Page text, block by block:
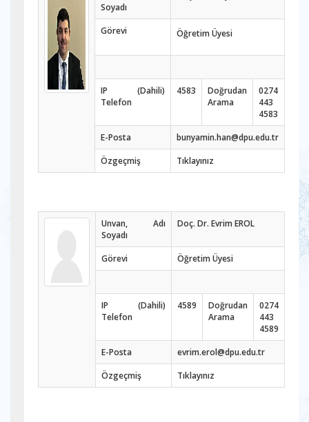
Soyadı
Görevi Öğretim Üyesi
IP (Dahili)
Telefon
4583
Doğrudan
Arama
0274
443
4583
E-Posta
bunyamin.han@dpu.edu.tr
Özgeçmiş
Tıklayınız
Unvan, Adı
Soyadı
Doç. Dr. Evrim EROL
Görevi Öğretim Üyesi
IP (Dahili)
Telefon
4589
Doğrudan
Arama
0274
443
4589
E-Posta
evrim.erol@dpu.edu.tr
Özgeçmiş
Tıklayınız